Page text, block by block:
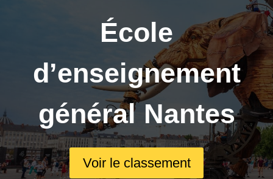
École
d’enseignement
général Nantes
Voir le classement